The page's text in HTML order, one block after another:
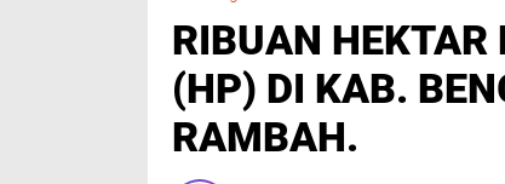
RIBUAN HEKTAR
(HP) DI KAB.
RAMBAH.